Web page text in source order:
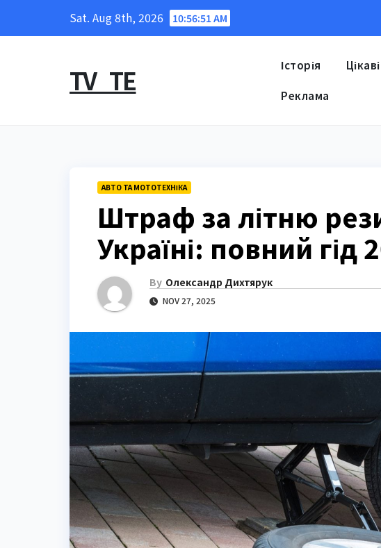
Sat. Aug 8th, 2026 10:56:52 AM
TV_TE Історія
Реклама
АВТО ТА МОТОТЕХНІКА
Штраф за літню
Україні: повний гід
By Олександр Дихтярук
NOV 27, 2025